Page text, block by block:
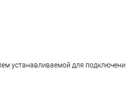
устанавливаемой для